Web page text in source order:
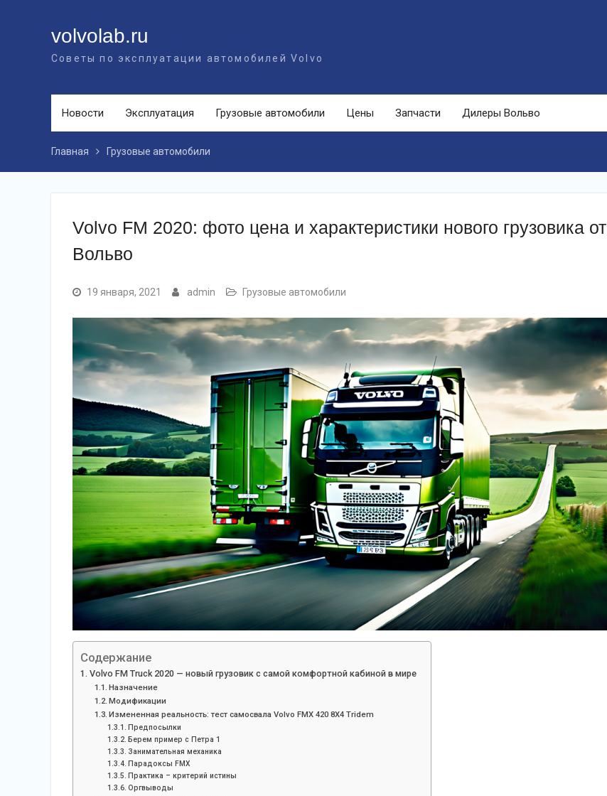
volvolab.ru
Советы по эксплуатации автомобилей Volvo
Новости Эксплуатация Грузовые автомобили Цены Запчасти Дилеры Вольво
Главная Грузовые автомобили
Volvo FM 2020: фото цена и характеристики нового грузовика от
Вольво
19 января, 2021 admin Грузовые автомобили
Содержание
Volvo FM Truck 2020 — новый грузовик с самой комфортной кабиной в мире
Назначение
Модификации
Измененная реальность: тест самосвала Volvo FMX 420 8Х4 Tridem
Предпосылки
Берем пример с Петра 1
Занимательная механика
Парадоксы FMX
Практика – критерий истины
Оргвыводы